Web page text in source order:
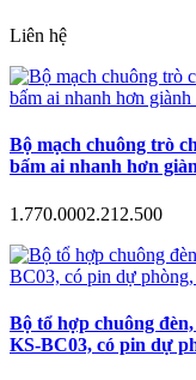
Liên hệ
Bộ mạch chuông trò
bấm ai nhanh hơn
1.770.0002.212.500
Bộ tổ hợp chuông
KS-BC03, có pin dự